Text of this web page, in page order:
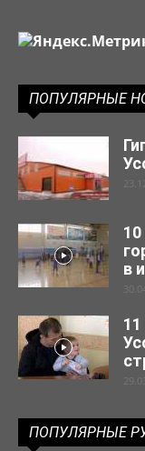
ПОПУЛЯРНЫЕ
в
ПОПУЛЯРНЫЕ